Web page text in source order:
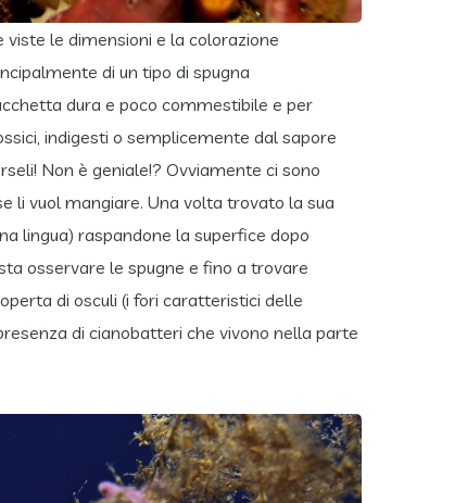
le dimensioni e la colorazione
di un tipo di spugna
dura e poco commestibile e per
indigesti o semplicemente dal sapore
Non è geniale!? Ovviamente ci sono
li vuol mangiare. Una volta trovato la sua
lingua) raspandone la superfice dopo
osservare le spugne e fino a trovare
di osculi (i fori caratteristici delle
di cianobatteri che vivono nella parte